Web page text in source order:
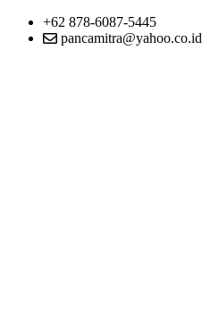
+62 878-6087-5445
pancamitra@yahoo.co.id